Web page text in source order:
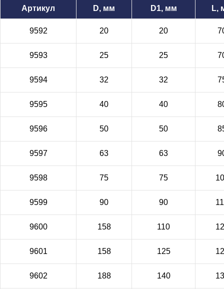
Артикул D, мм D1, мм L,
9592 20 20
9593 25 25
9594 32 32
9595 40 40
9596 50 50
9597 63 63
9598 75 75
9599 90 90
9600 158 110
9601 158 125
9602 188 140